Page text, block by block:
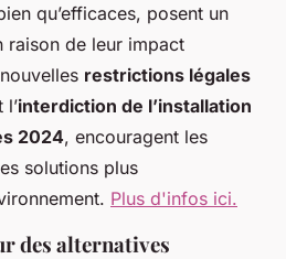
qu’efficaces, posent un
raison de leur impact
restrictions légales
l’interdiction de l’installation
2024, encouragent les
solutions plus
Plus d'infos ici.
des alternatives